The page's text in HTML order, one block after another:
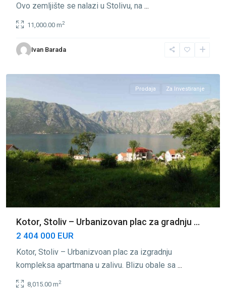
Ovo zemljište se nalazi u Stolivu, na ...
11,000.00 m2
Ivan Barada
Stoliv,
Prodaja Za Investiranje
Kotor, Stoliv – Urbanizovan plac za gradnju ...
2 404 000 EUR
Kotor, Stoliv – Urbanizvoan plac za izgradnju
kompleksa apartmana u zalivu. Blizu obale sa ...
8,015.00 m2